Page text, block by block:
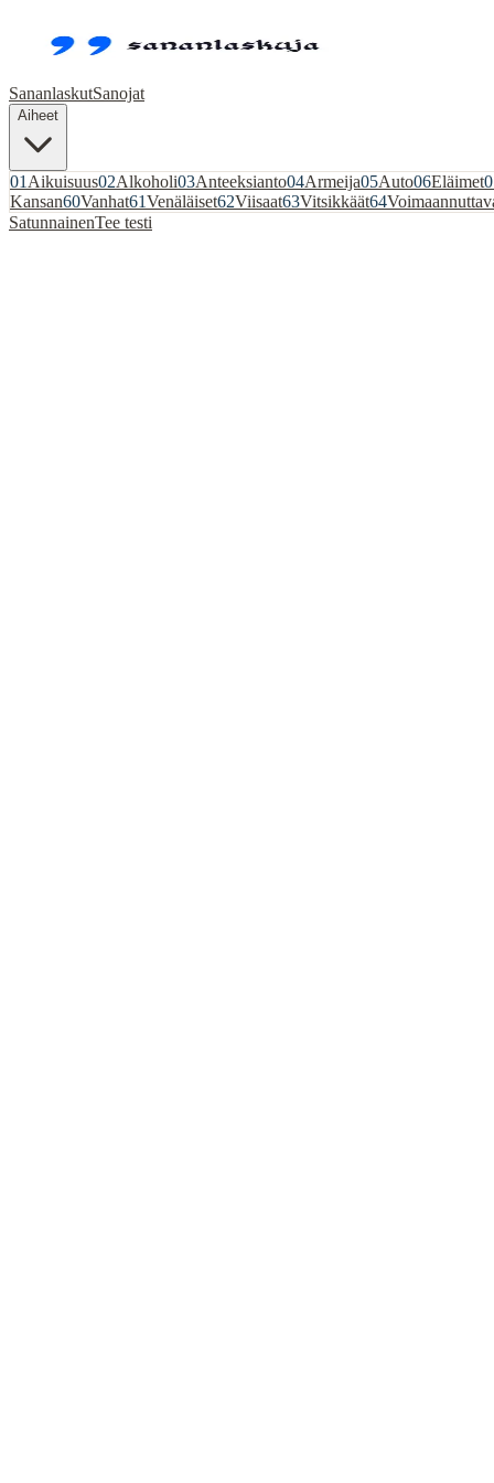
SananlaskutSanojat
Aiheet
01 Aikuisuus02Alkoholi03Anteeksianto04Armeija05Auto06Eläimet
Kansan60Vanhat61Venäläiset62Viisaat63Vitsikkäät64
SatunnainenTee testi